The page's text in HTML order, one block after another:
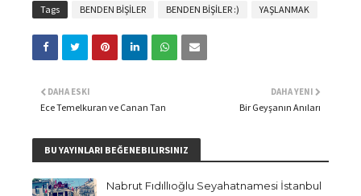
Tags BENDEN BİŞİLER BENDEN BİŞİLER :) YAŞLANMAK
DAHA YENI
Bir Geyşanın Anıları
DAHA ESKI
Ece Temelkuran ve Canan Tan
BU YAYINLARI BEĞENEBILIRSINIZ
Nabrut Fıdıllıoğlu Seyahatnamesi İstanbul